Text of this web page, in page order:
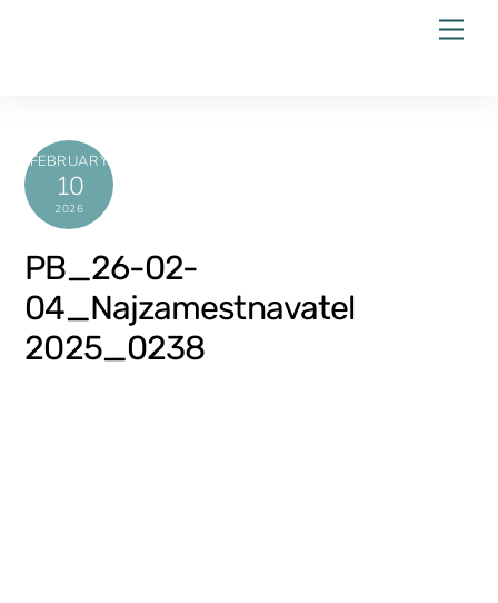
FEBRUARY
10
2026
PB_26-02-
04_Najzamestnavatel
2025_0238